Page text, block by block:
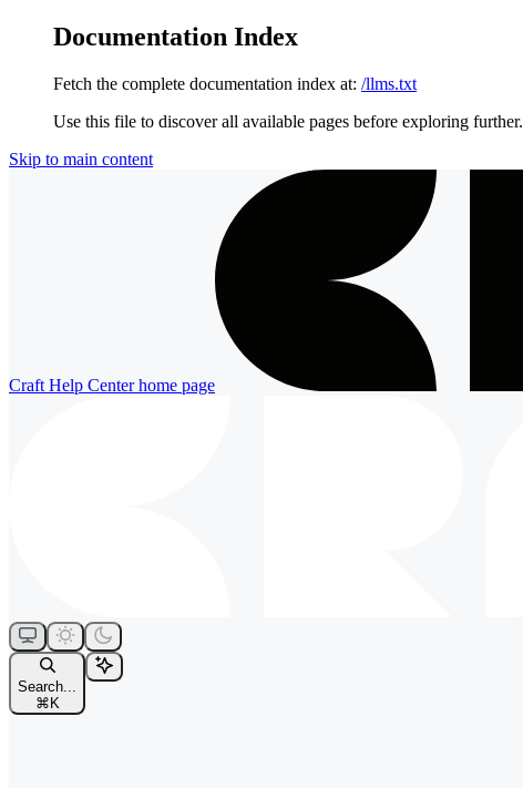
Documentation Index
Fetch the complete documentation index at: /llms.txt
Use this file to discover all available pages before exploring further.
Skip to main content
Craft Help Centerhome page
Search...
⌘ K